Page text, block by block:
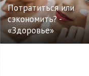
Потратиться или
сэкономить? -
«Здоровье»